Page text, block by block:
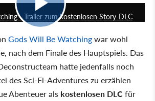
- Trailer zum kostenlosen Story-DLC
Gods Will Be Watchingwar wohl
nach dem Finale des Hauptspiels. Das
hatte jedenfalls noch
des Sci-Fi-Adventures zu erzählen
Abenteuer als kostenlosen DLC für